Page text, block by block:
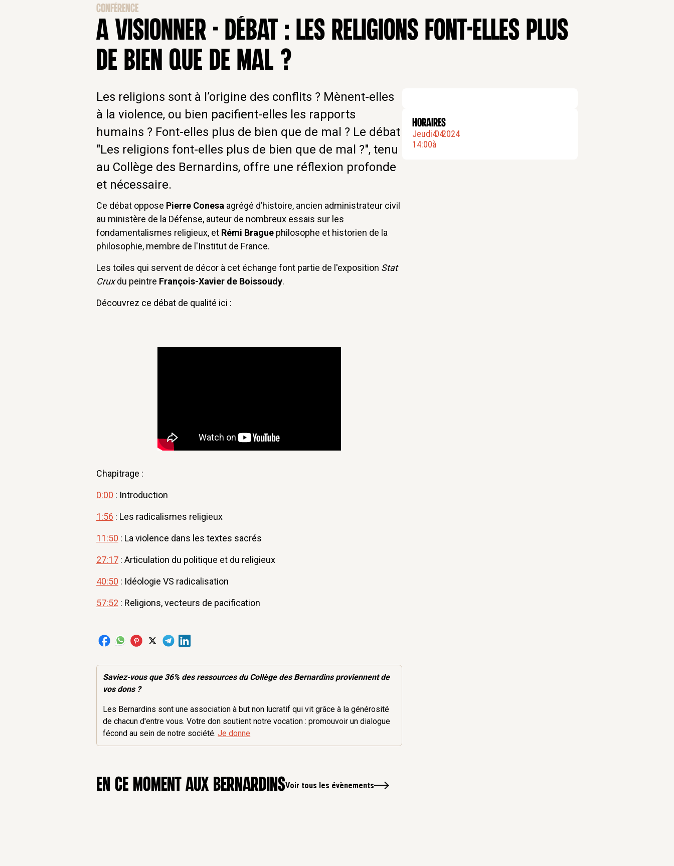
CONFÉRENCE
A VISIONNER - DÉBAT : LES RELIGIONS FONT-ELLES PLUS
DE BIEN QUE DE MAL ?
Les religions sont à l’origine des conflits ? Mènent-elles
à la violence, ou bien pacifient-elles les rapports
humains ? Font-elles plus de bien que de mal ? Le débat
"Les religions font-elles plus de bien que de mal ?", tenu
au Collège des Bernardins, offre une réflexion profonde
et nécessaire.
Ce débat oppose Pierre Conesa agrégé d’histoire, ancien administrateur civil
au ministère de la Défense, auteur de nombreux essais sur les
fondamentalismes religieux, et Rémi Brague philosophe et historien de la
philosophie, membre de l'Institut de France.
Les toiles qui servent de décor à cet échange font partie de l'exposition Stat
Cruxdu peintre François-Xavier de Boissoudy.
Découvrez ce débat de qualité ici :
Chapitrage :
0:00 : Introduction
1:56 : Les radicalismes religieux
11:50 : La violence dans les textes sacrés
27:17 : Articulation du politique et du religieux
40:50 : Idéologie VS radicalisation
57:52 : Religions, vecteurs de pacification
Saviez-vous que 36% desressourcesdu Collège des Bernardins proviennent de
vos dons ?
Les Bernardins sont une association à but non lucratif qui vit grâce à la générosité
de chacun d'entre vous. Votre don soutient notre vocation : promouvoir un dialogue
fécond au sein de notre société.Je donne
HORAIRES
Jeudi4.04.2024
14:00à
en ce moment aux BernardinsVoir tous les évènements